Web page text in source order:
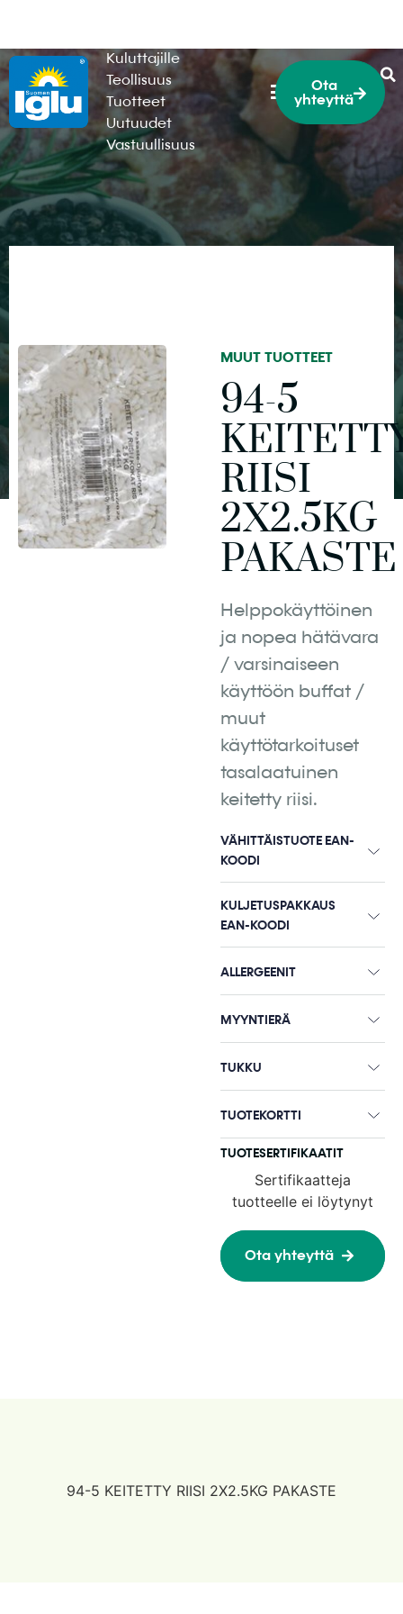
Kuluttajille
Teollisuus
Tuotteet
Uutuudet
Vastuullisuus
Ota
yhteyttä
MUUT TUOTTEET
94-5
RIISI
2X2.5KG
PAKASTE
Helppokäyttöinen
ja nopea hätävara
/ varsinaiseen
käyttöön buffat /
muut
käyttötarkoituset
tasalaatuinen
keitetty riisi.
VÄHITTÄISTUOTE EAN-
KOODI
KULJETUSPAKKAUS
EAN-KOODI
ALLERGEENIT
MYYNTIERÄ
TUKKU
TUOTEKORTTI
TUOTESERTIFIKAATIT
Sertifikaatteja
tuotteelle ei löytynyt
Ota yhteyttä
94-5 KEITETTY RIISI 2X2.5KG PAKASTE